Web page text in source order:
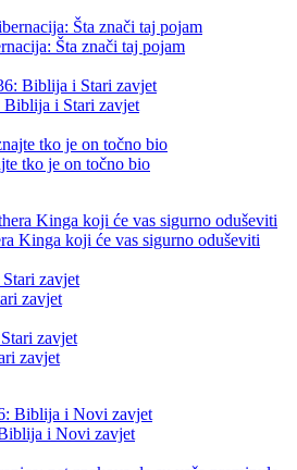
Šta znači taj pojam
i Stari zavjet
tko je on točno bio
Kinga koji će vas sigurno oduševiti
zavjet
zavjet
i Novi zavjet